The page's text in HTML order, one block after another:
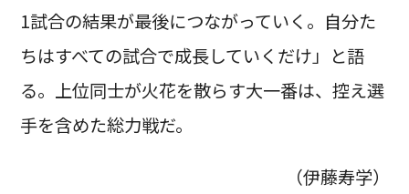
1試合の結果が最後につながっていく。自分た
ちはすべての試合で成長していくだけ」と語
る。上位同士が火花を散らす大一番は、控え選
手を含めた総力戦だ。
（伊藤寿学）